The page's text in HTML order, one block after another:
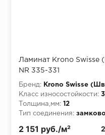
Условия доставки
Ламинат Krono Swisse
NR 335-331
Бренд:
Krono Swisse
Класс износостойкости:
Толщина,мм: 12
Тип соединения:
2 151 руб./м²